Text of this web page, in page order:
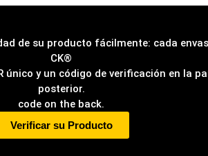
de su producto fácilmente: cada
CK®
único y un código de verificación en la
posterior.
code on the back.
Verificar su Producto